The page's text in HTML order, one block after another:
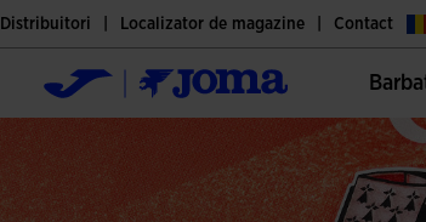
Distribuitori Localizator de magazine Contact